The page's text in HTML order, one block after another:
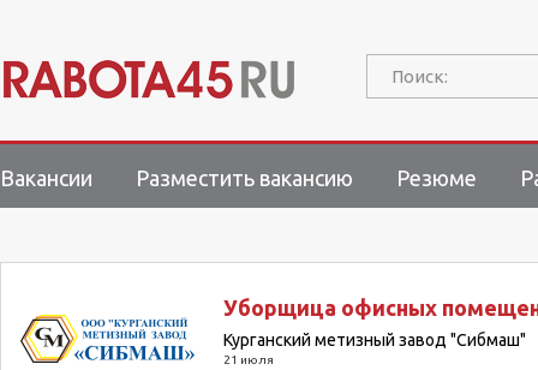
Поиск:
Вакансии Разместить вакансию Резюме
Уборщица офисных
Курганский метизный завод "Сибмаш"
21 июля